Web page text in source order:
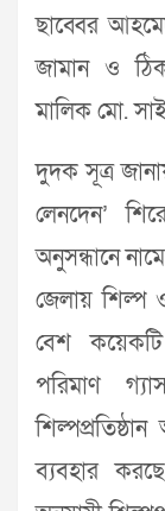
ছাব্বের
জামান ও
মালিক মো.
দুদক সূত্র
লেনদেন’
অনুসন্ধানে
জেলায় শিল্প
বেশ
পরিমাণ
ব্যবহার